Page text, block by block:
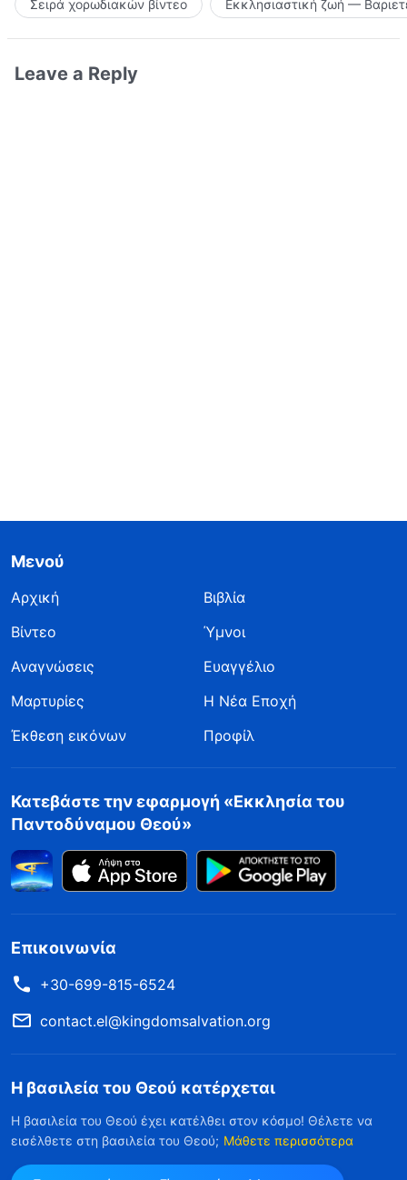
Σειρά χορωδιακών βίντεο Εκκλησιαστική ζωή —
Leave a Reply
Μενού
Αρχική
Βιβλία
Βίντεο
Ύμνοι
Αναγνώσεις
Ευαγγέλιο
Μαρτυρίες
Η Νέα Εποχή
Έκθεση εικόνων
Προφίλ
Κατεβάστε την εφαρμογή «Εκκλησία του
Παντοδύναμου Θεού»
Επικοινωνία
+30-699-815-6524
contact.el@kingdomsalvation.org
Η βασιλεία του Θεού κατέρχεται
Η βασιλεία του Θεού έχει κατέλθει στον κόσμο! Θέλετε να
εισέλθετε στη βασιλεία του Θεού; Μάθετε περισσότερα